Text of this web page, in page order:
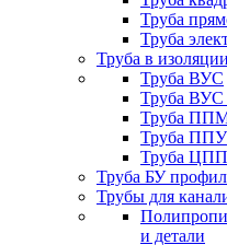
Труба
Труба
Труба в изоляции
Труба ВУС
Труба
Труба
Труба ППУ
Труба ЦПП
Труба БУ
Трубы для
и детали